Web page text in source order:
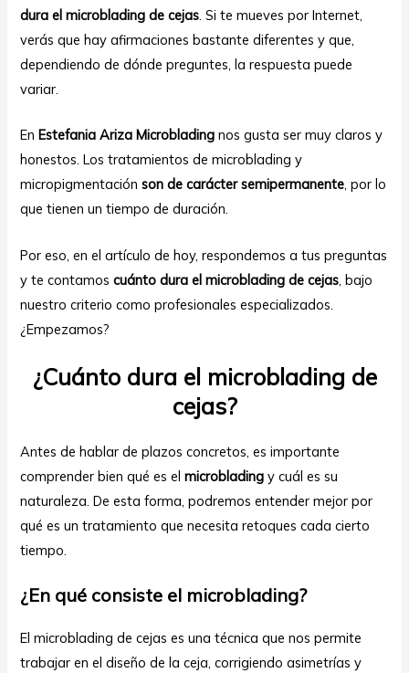
dura el microblading de cejas. Si te mueves por Internet,
verás que hay afirmaciones bastante diferentes y que,
dependiendo de dónde preguntes, la respuesta puede
variar.
En Estefania Ariza Microblading nos gusta ser muy claros y
honestos. Los tratamientos de microblading y
micropigmentaciónson de carácter semipermanente, por lo
que tienen un tiempo de duración.
Por eso, en el artículo de hoy, respondemos a tus preguntas
y te contamoscuánto dura el microblading de cejas , bajo
nuestro criterio como profesionales especializados.
¿Empezamos?
¿Cuánto dura el microblading de
cejas?
Antes de hablar de plazos concretos, es importante
comprender bien qué es elmicroblading y cuál es su
naturaleza. De esta forma, podremos entender mejor por
qué es un tratamiento que necesita retoques cada cierto
tiempo.
¿En qué consiste el microblading?
El microblading de cejas es una técnica que nos permite
trabajar en el diseño de la ceja, corrigiendo asimetrías y